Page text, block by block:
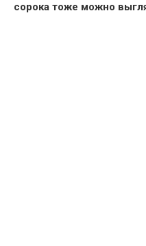
сорока тоже можно